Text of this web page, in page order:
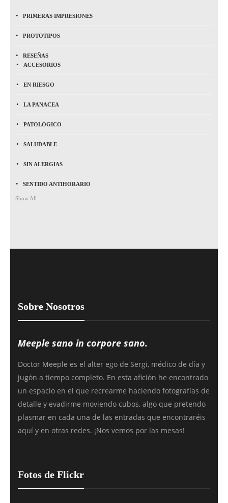
PRIMERAS IMPRESIONES
PROTOTIPOS
RESEÑAS
ACCESORIOS
EN RIESGO
LA PANACEA
PATOLÓGICO
SALUDABLE
SIN ALERGIAS
SENTIDO ANTIHORARIO
Show All
Sobre Nosotros
Meeple sano in corpore sano.
Doctor Meeple es el alter ego de Sergi, médico de día y
jugón a tiempo completo. En esta afición he encontrado
un espacio en el que recrearme haciendo fotografías de
detalle y evadirme moviendo cubos, algo que pretendo
plasmar en cada una de las entradas que encontraréis
aquí y en otras redes. ¡Nos vemos por las mesas!
Fotos de Flickr